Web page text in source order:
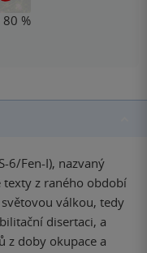
%
6/Fen-I), nazvaný
texty z raného období
válkou, tedy
disertaci, a
z doby okupace a